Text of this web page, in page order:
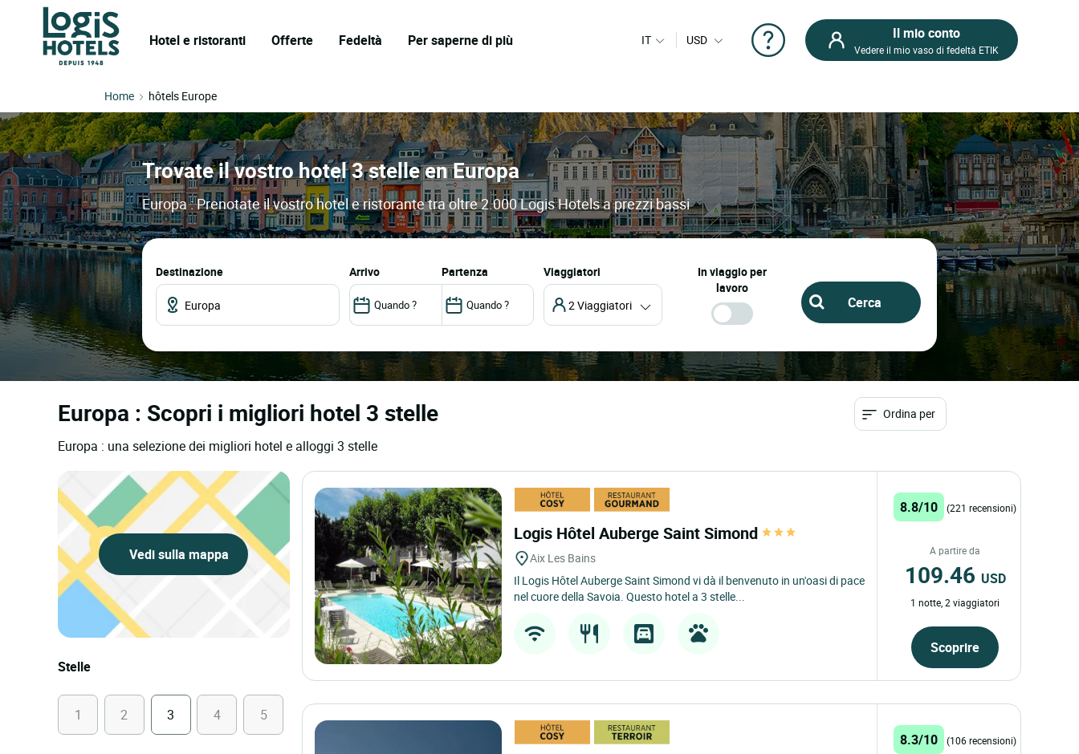
Hotel e ristoranti Offerte Fedeltà Per saperne di più IT USD Il mio conto
Vedere il mio vaso di fedeltà ETIK
Home hôtels Europe
Trovate il vostro hotel 3 stelle en Europa
Europa : Prenotate il vostro hotel e ristorante tra oltre 2.000 Logis Hotels a prezzi bassi
Destinazione arrivo partenza Viaggiatori
2 Viaggiatori
In viaggio per
lavoro
Europa : Scopri i migliori hotel 3 stelle
Europa : una selezione dei migliori hotel e alloggi 3 stelle
Ordina per
Vedi sulla mappa
Stelle
1 2 3 4 5
Logis Hôtel Auberge Saint Simond
Aix Les Bains
Il Logis Hôtel Auberge Saint Simond vi dà il benvenuto in un'oasi di pace
nel cuore della Savoia. Questo hotel a 3 stelle...
8.8/10 (221 recensioni)
A partire da
109.46 USD
1 notte, 2 viaggiatori
Scoprire
8.3/10 (106 recensioni)